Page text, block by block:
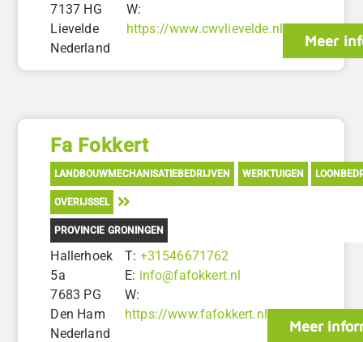
7137 HG
Lievelde
Nederland
W:
https://www.cwvlievelde.nl
Meer
Fa Fokkert
LANDBOUWMECHANISATIEBEDRIJVEN WERKTUIGEN
OVERIJSSEL
PROVINCIE GRONINGEN
Hallerhoek
5a
7683 PG
Den Ham
Nederland
T: +31546671762
E: info@fafokkert.nl
W:
https://www.fafokkert.nl
Meer